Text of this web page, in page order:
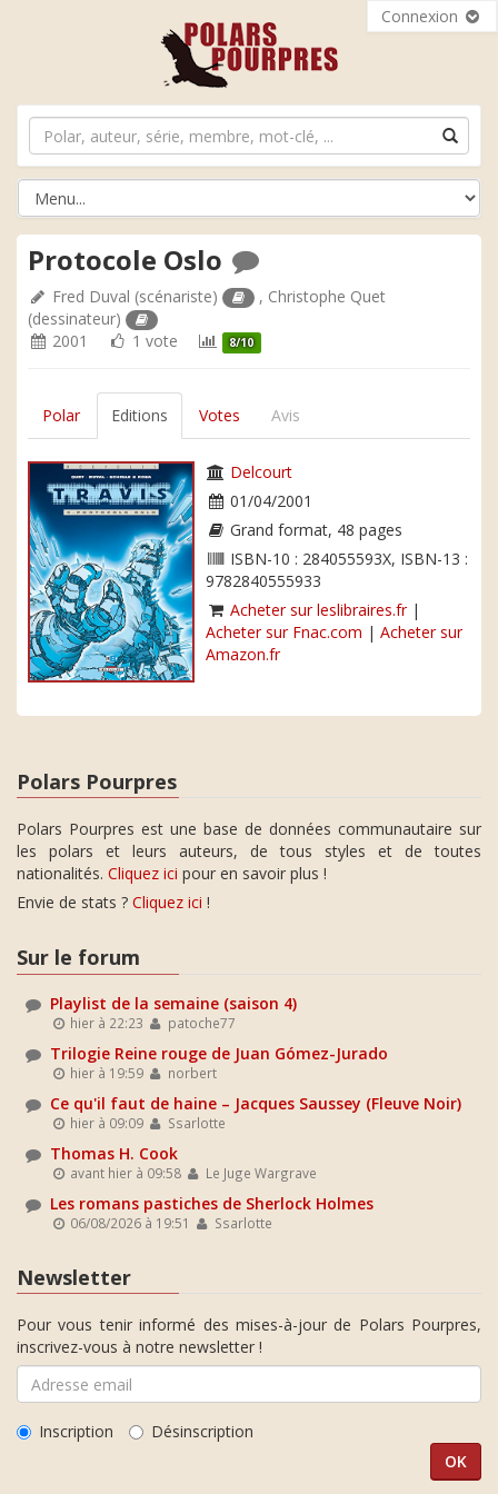
Connexion
Protocole Oslo
Fred Duval (scénariste) , Christophe Quet
(dessinateur)
2001
1 vote 8/10
Polar Editions Votes Avis
Delcourt
01/04/2001
Grand format, 48 pages
ISBN-10 : 284055593X, ISBN-13 :
9782840555933
Acheter sur leslibraires.fr|
Acheter sur Fnac.com | Acheter sur
Amazon.fr
Polars Pourpres
Polars Pourpres est une base de données communautaire sur
les polars et leurs auteurs, de tous styles et de toutes
nationalités. Cliquez ici pour en savoir plus !
Envie de stats ? Cliquez ici !
Sur le forum
Playlist de la semaine (saison 4)
hier à 22:23 patoche77
Trilogie Reine rouge de Juan Gómez-Jurado
hier à 19:59 norbert
Ce qu'il faut de haine – Jacques Saussey (Fleuve Noir)
hier à 09:09 Ssarlotte
Thomas H. Cook
avant hier à 09:58 Le Juge Wargrave
Les romans pastiches de Sherlock Holmes
06/08/2026 à 19:51 Ssarlotte
Newsletter
Pour vous tenir informé des mises-à-jour de Polars Pourpres,
inscrivez-vous à notre newsletter !
Inscription Désinscription